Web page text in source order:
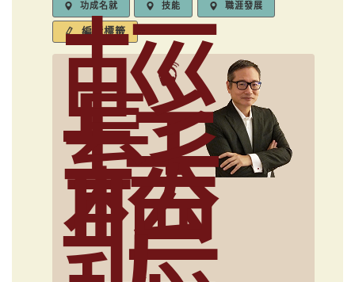
功成名就 技能 職涯發展
編輯標籤
輕
鬆